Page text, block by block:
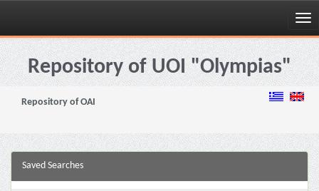
Skip
navigationRepository of UOI "Olympias"
Repository of OAI
Saved Searches